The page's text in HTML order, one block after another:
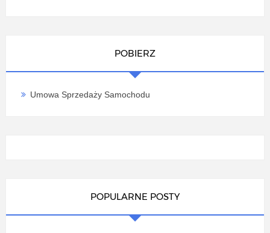
POBIERZ
Umowa Sprzedaży Samochodu
POPULARNE POSTY